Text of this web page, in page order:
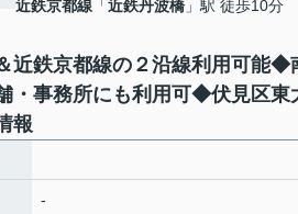
近鉄京都線 「近鉄丹波橋 」駅 徒歩10分
近鉄京都線の２沿線利用可能◆
・事務所にも利用可◆伏見区東
報
-